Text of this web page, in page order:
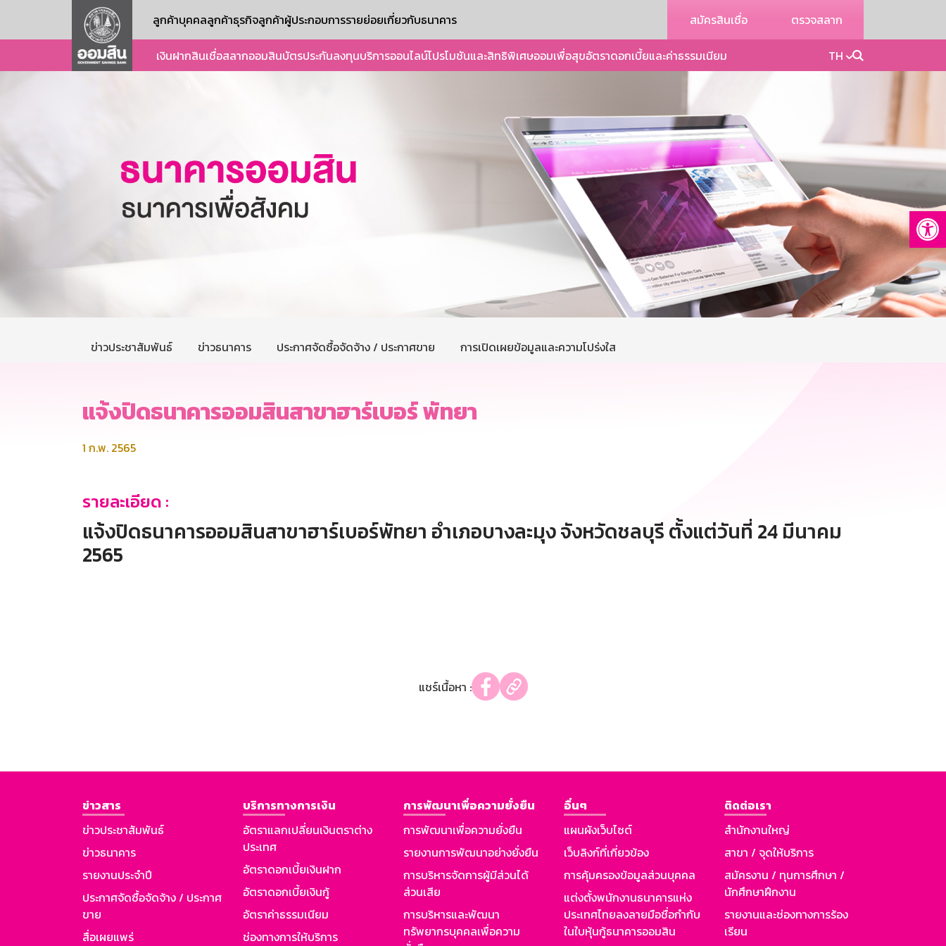
ลูกค้าบุคคลลูกค้าธุรกิจลูกค้าผู้ประกอบการรายย่อยเกี่ยวกับธนาคาร สมัครสินเชื่อ ตรวจสลาก
เงินฝากสินเชื่อสลากออมสินบัตรประกันลงทุนบริการออนไลน์โปรโมชันและสิทธิพิเศษออมเพื่อสุขอัตราดอกเบี้ยและค่าธรรมเนียม TH
ข่าวประชาสัมพันธ์ ข่าวธนาคาร ประกาศจัดซื้อจัดจ้าง / ประกาศขาย การเปิดเผยข้อมูลและความโปร่งใส
แจ้งปิดธนาคารออมสินสาขาฮาร์เบอร์ พัทยา
1 ก.พ. 2565
รายละเอียด :
แจ้งปิดธนาคารออมสินสาขาฮาร์เบอร์พัทยา อำเภอบางละมุง จังหวัดชลบุรี ตั้งแต่วันที่ 24 มีนาคม
2565
แชร์เนื้อหา :
ข่าวสาร
ข่าวประชาสัมพันธ์
ข่าวธนาคาร
รายงานประจำปี
ประกาศจัดซื้อจัดจ้าง / ประกาศ
ขาย
สื่อเผยแพร่
บริการทางการเงิน
อัตราแลกเปลี่ยนเงินตราต่าง
ประเทศ
อัตราดอกเบี้ยเงินฝาก
อัตราดอกเบี้ยเงินกู้
อัตราค่าธรรมเนียม
ช่องทางการให้บริการ
การพัฒนาเพื่อความยั่งยืน
การพัฒนาเพื่อความยั่งยืน
รายงานการพัฒนาอย่างยั่งยืน
การบริหารจัดการผู้มีส่วนได้
ส่วนเสีย
การบริหารและพัฒนา
ทรัพยากรบุคคลเพื่อความ
อื่นๆ
แผนผังเว็บไซต์
เว็บลิงก์ที่เกี่ยวข้อง
การคุ้มครองข้อมูลส่วนบุคคล
แต่งตั้งพนักงานธนาคารแห่ง
ประเทศไทยลงลายมือชื่อกำกับ
ในใบหุ้นกู้ธนาคารออมสิน
ติดต่อเรา
สำนักงานใหญ่
สาขา / จุดให้บริการ
สมัครงาน / ทุนการศึกษา /
นักศึกษาฝึกงาน
รายงานและช่องทางการร้อง
เรียน